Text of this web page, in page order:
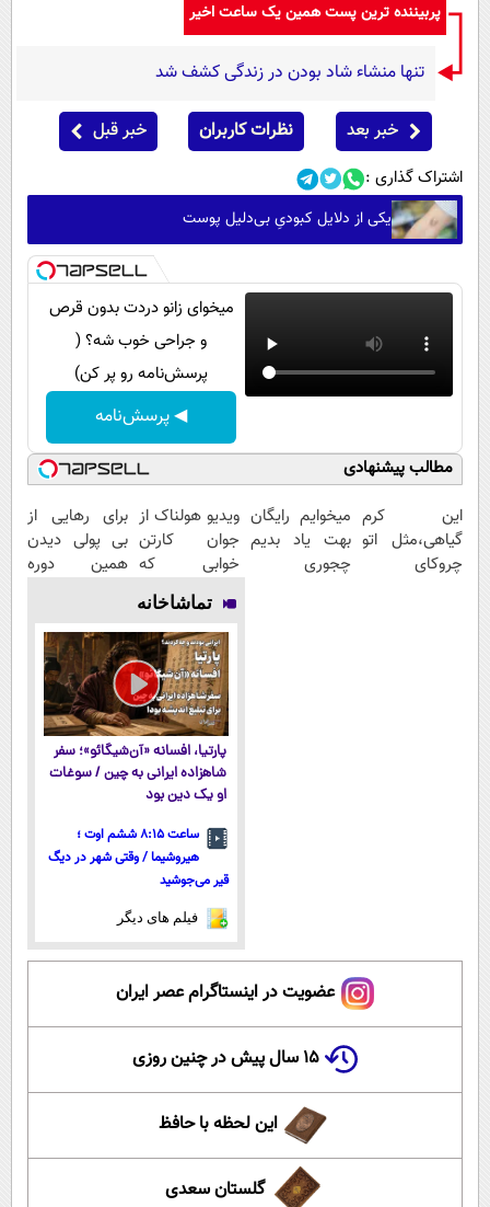
پربیننده ترین پست همین یک ساعت اخیر
تنها منشاء شاد بودن در زندگی کشف شد
خبر بعد نظرات کاربران خبر قبل
اشتراک گذاری :
یکی از دلایل کبودیِ بی‌دلیل پوست
میخوای زانو دردت بدون قرص
و جراحی خوب شه؟ (
پرسش‌نامه رو پر کن)
◀ پرسش‌نامه
مطالب پیشنهادی
این کرم
گیاهی،مثل اتو
چروکای
میخوایم رایگان
بهت یاد بدیم
چجوری
ویدیو هولناک از
جوان کارتن
خوابی که
میلیاردر شد.
آموزش رایگان
برای رهایی از
بی پولی دیدن
همین دوره
کن)
تماشاخانه
پارتیا، افسانه «آن‌شیگائو»؛ سفر
شاهزاده ایرانی به چین / سوغات
او یک دین بود
ساعت ۸:۱۵ ششم اوت ؛
هیروشیما / وقتی شهر در دیگ
قیر می‌جوشید
فیلم های دیگر
عضویت در اینستاگرام عصر ایران
۱۵ سال پیش در چنین روزی
این لحظه با حافظ
گلستان سعدی